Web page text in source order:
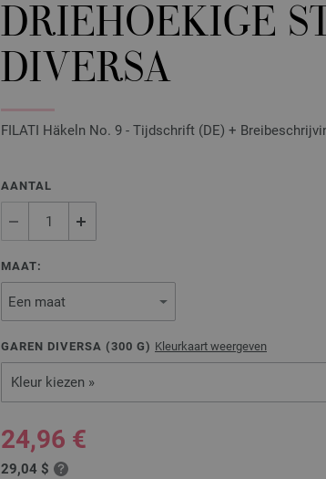
DRIEHOEKIGE
DIVERSA
FILATI Häkeln No. 9 - Tijdschrift (DE) +
AANTAL
MAAT:
GAREN DIVERSA (300 G) Kleurkaart weergeven
Kleur kiezen »
24,96 €
29,04 $